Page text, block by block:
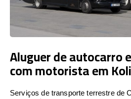
Aluguer de autocarro
com motorista em
Serviços de transporte terrestre de